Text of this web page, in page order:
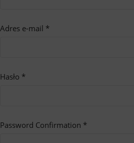
Adres e-mail *
Hasło *
Password Confirmation *